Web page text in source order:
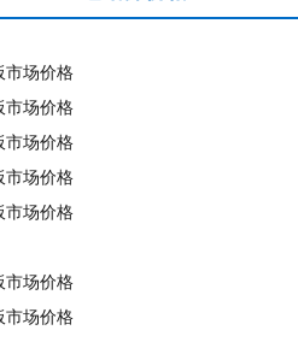
市场价格
市场价格
市场价格
市场价格
市场价格
市场价格
市场价格